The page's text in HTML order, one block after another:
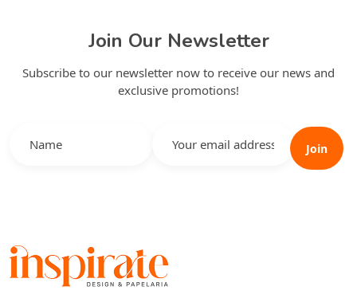
Join Our Newsletter
Subscribe to our newsletter now to receive our news and
exclusive promotions!
Join